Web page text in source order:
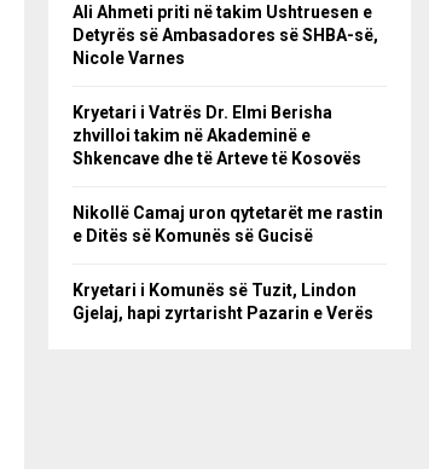
Ali Ahmeti priti në takim Ushtruesen e
Detyrës së Ambasadores së SHBA-së,
Nicole Varnes
Kryetari i Vatrës Dr. Elmi Berisha
zhvilloi takim në Akademinë e
Shkencave dhe të Arteve të Kosovës
Nikollë Camaj uron qytetarët me rastin
e Ditës së Komunës së Gucisë
Kryetari i Komunës së Tuzit, Lindon
Gjelaj, hapi zyrtarisht Pazarin e Verës